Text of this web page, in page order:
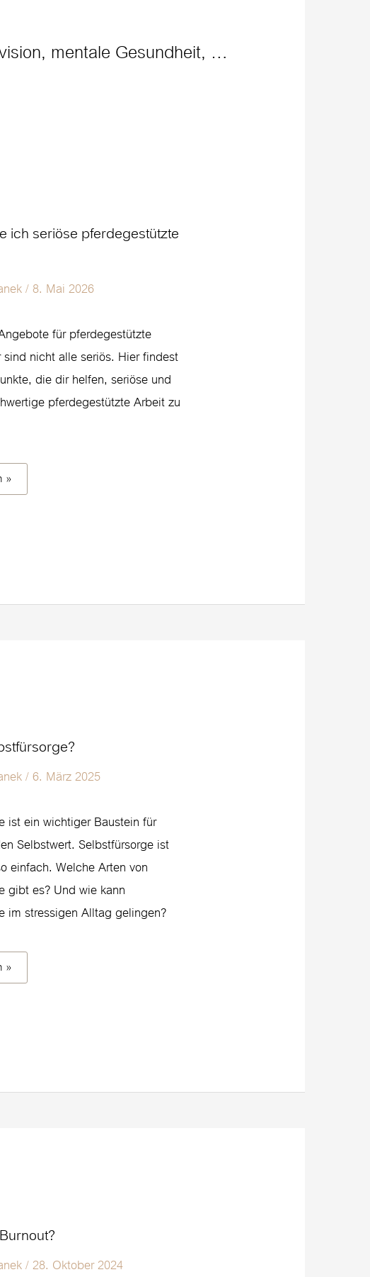
mentale Gesundheit, …
ich seriöse pferdegestützte
/8. Mai 2026
für pferdegestützte
nicht alle seriös. Hier findest
die dir helfen, seriöse und
pferdegestützte Arbeit zu
»
/6. März 2025
ist ein wichtiger Baustein für
Selbstwert. Selbstfürsorge ist
einfach. Welche Arten von
gibt es? Und wie kann
im stressigen Alltag gelingen?
»
/28. Oktober 2024